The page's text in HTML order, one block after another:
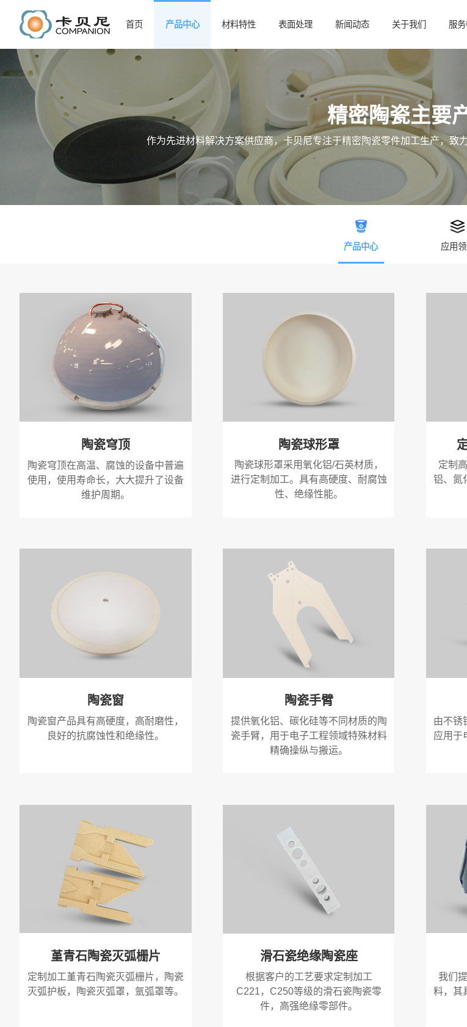
首页 产品中心 材料特性 表面处理 新闻动态 关于我们 服
精密陶瓷主要
作为先进材料解决方案供应商，卡贝尼专注于精密陶瓷零件加工生产，致
产品中心 应用
陶瓷穹顶
陶瓷穹顶在高温、腐蚀的设备中普遍
使用，使用寿命长，大大提升了设备
维护周期。
陶瓷球形罩
陶瓷球形罩采用氧化铝/石英材质，
进行定制加工。具有高硬度、耐腐蚀
性、绝缘性能。
定制
铝、氮
陶瓷窗
陶瓷窗产品具有高硬度，高耐磨性，
良好的抗腐蚀性和绝缘性。
陶瓷手臂
提供氧化铝、碳化硅等不同材质的陶
瓷手臂，用于电子工程领域特殊材料
精确操纵与搬运。
由不锈
应用于
堇青石陶瓷灭弧栅片
定制加工堇青石陶瓷灭弧栅片，陶瓷
灭弧护板，陶瓷灭弧罩，氩弧罩等。
滑石瓷绝缘陶瓷座
根据客户的工艺要求定制加工
C221，C250等级的滑石瓷陶瓷零
件，高强绝缘零部件。
我们
料，其